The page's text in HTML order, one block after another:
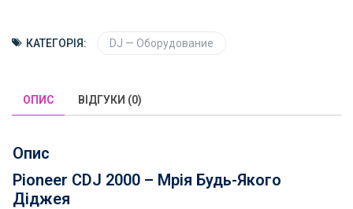
КАТЕГОРІЯ: DJ — Оборудование
ОПИС ВІДГУКИ (0)
Опис
Pioneer CDJ 2000 – Мрія Будь-Якого
Діджея